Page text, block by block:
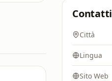
Contatti
Città
Lingua
Sito Web